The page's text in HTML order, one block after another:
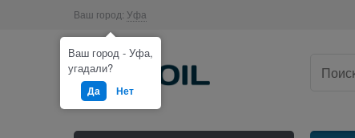
Ваш город: Уфа
Ваш город - Уфа,
угадали?
Да Нет